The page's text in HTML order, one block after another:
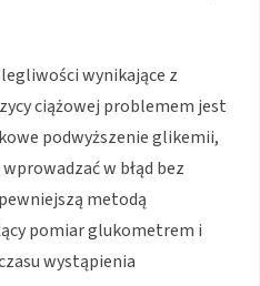
wynikające z
ciążowej problemem jest
podwyższenie glikemii,
w błąd bez
metodą
pomiar glukometrem i
wystąpienia